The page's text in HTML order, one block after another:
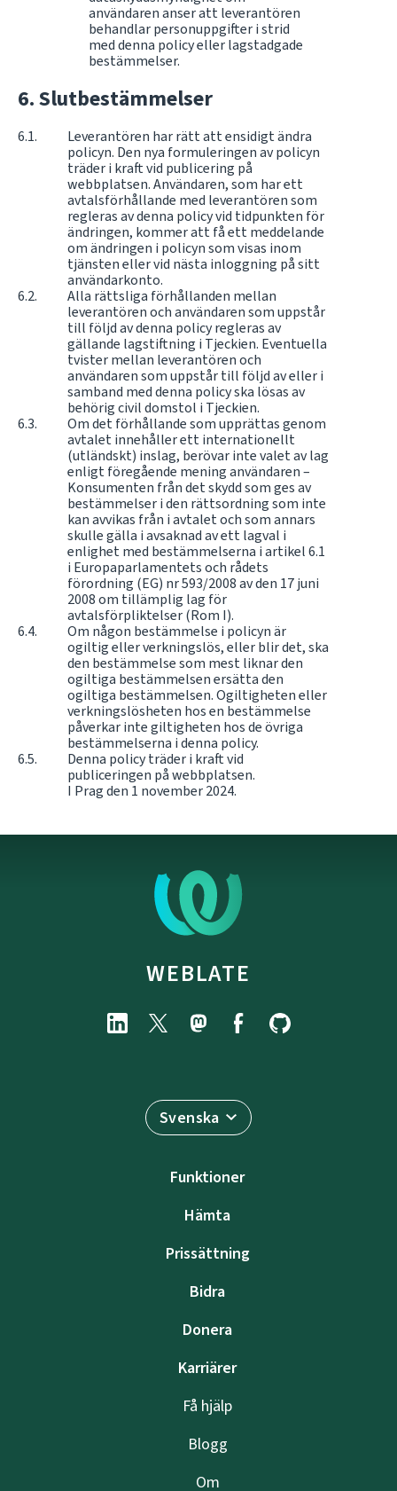
användaren anser att leverantören
behandlar personuppgifter i strid
med denna policy eller lagstadgade
bestämmelser.
Slutbestämmelser
Leverantören har rätt att ensidigt ändra
policyn. Den nya formuleringen av policyn
träder i kraft vid publicering på
webbplatsen. Användaren, som har ett
avtalsförhållande med leverantören som
regleras av denna policy vid tidpunkten för
ändringen, kommer att få ett meddelande
om ändringen i policyn som visas inom
tjänsten eller vid nästa inloggning på sitt
användarkonto.
Alla rättsliga förhållanden mellan
leverantören och användaren som uppstår
till följd av denna policy regleras av
gällande lagstiftning i Tjeckien. Eventuella
tvister mellan leverantören och
användaren som uppstår till följd av eller i
samband med denna policy ska lösas av
behörig civil domstol i Tjeckien.
Om det förhållande som upprättas genom
avtalet innehåller ett internationellt
(utländskt) inslag, berövar inte valet av lag
enligt föregående mening användaren –
Konsumenten från det skydd som ges av
bestämmelser i den rättsordning som inte
kan avvikas från i avtalet och som annars
skulle gälla i avsaknad av ett lagval i
enlighet med bestämmelserna i artikel 6.1
i Europaparlamentets och rådets
förordning (EG) nr 593/2008 av den 17 juni
2008 om tillämplig lag för
avtalsförpliktelser (Rom I).
Om någon bestämmelse i policyn är
ogiltig eller verkningslös, eller blir det, ska
den bestämmelse som mest liknar den
ogiltiga bestämmelsen ersätta den
ogiltiga bestämmelsen. Ogiltigheten eller
verkningslösheten hos en bestämmelse
påverkar inte giltigheten hos de övriga
bestämmelserna i denna policy.
Denna policy träder i kraft vid
publiceringen på webbplatsen.
I Prag den 1 november 2024.
WEBLATE
Svenska
Funktioner
Hämta
Prissättning
Bidra
Donera
Karriärer
Få hjälp
Blogg
Om